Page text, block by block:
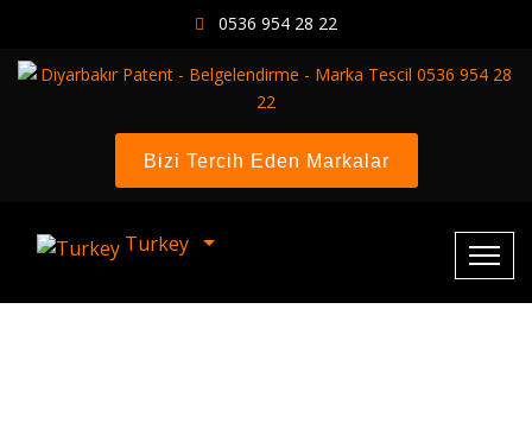
0536 954 28 22
Bizi Tercih Eden Markalar
Turkey